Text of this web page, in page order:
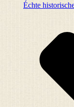
Échte